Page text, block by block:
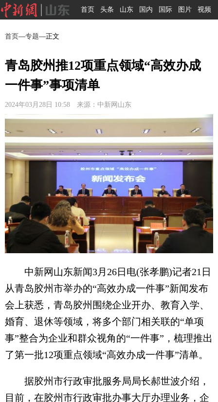
首页 头条 山东 国内 国际 图片 视频
首页—专题—正文
青岛胶州推12项重点领域“高效办成
一件事”事项清单
2024年03月28日 10:58 来源：中新网山东
中新网山东新闻3月26日电(张孝鹏)记者21日
从青岛胶州市举办的“高效办成一件事”新闻发布
会上获悉，青岛胶州围绕企业开办、教育入学、
婚育、退休等领域，将多个部门相关联的“单项
事”整合为企业和群众视角的“一件事”，梳理推出
了第一批12项重点领域“高效办成一件事”清单。
据胶州市行政审批服务局局长郝世波介绍，
目前，在胶州市行政审批办事大厅办理业务，企